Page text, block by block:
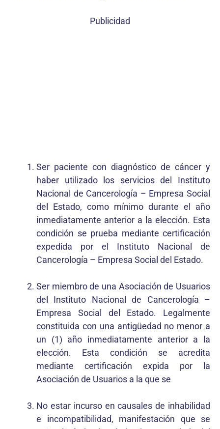
Publicidad
Ser paciente con diagnóstico de cáncer y
haber utilizado los servicios del Instituto
Nacional de Cancerología – Empresa Social
del Estado, como mínimo durante el año
inmediatamente anterior a la elección. Esta
condición se prueba mediante certificación
expedida por el Instituto Nacional de
Cancerología – Empresa Social del Estado.
Ser miembro de una Asociación de Usuarios
del Instituto Nacional de Cancerología –
Empresa Social del Estado. Legalmente
constituida con una antigüedad no menor a
un (1) año inmediatamente anterior a la
elección. Esta condición se acredita
mediante certificación expida por la
Asociación de Usuarios a la que se
No estar incurso en causales de inhabilidad
e incompatibilidad, manifestación que se